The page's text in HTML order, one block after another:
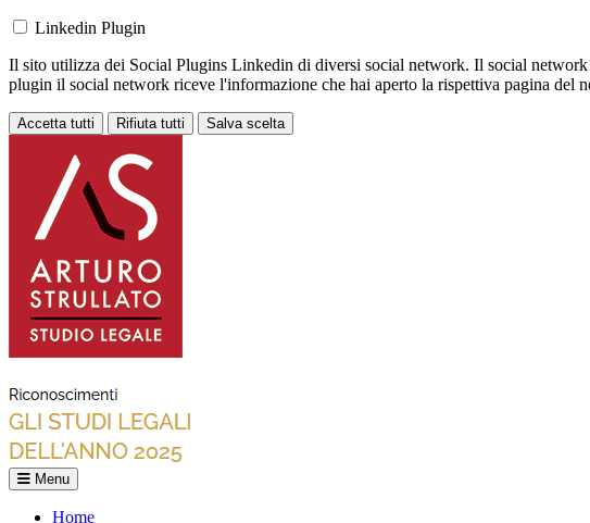
Linkedin Plugin
Il sito utilizza dei Social Plugins Linkedin di diversi social network. Il social
plugin il social network riceve l'informazione che hai aperto la rispettiva pagina del
Accetta tutti Rifiuta tutti Salva scelta
Menu
Home